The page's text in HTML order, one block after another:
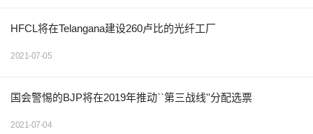
HFCL将在Telangana建设260卢比的光纤工厂
2021-07-05
国会警惕的BJP将在2019年推动``第三战线''分配选票
2021-07-04